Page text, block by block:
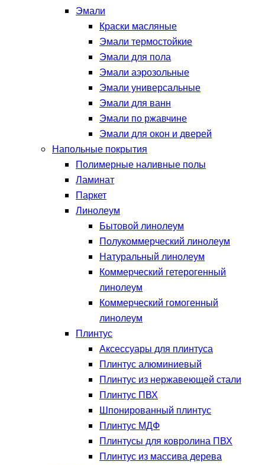
Эмали
Краски масляные
Эмали термостойкие
Эмали для пола
Эмали аэрозольные
Эмали универсальные
Эмали для ванн
Эмали по ржавчине
Эмали для окон и дверей
Напольные покрытия
Полимерные наливные полы
Ламинат
Паркет
Линолеум
Бытовой линолеум
Полукоммерческий линолеум
Натуральный линолеум
Коммерческий гетерогенный
линолеум
Коммерческий гомогенный
линолеум
Плинтус
Аксессуары для плинтуса
Плинтус алюминиевый
Плинтус из нержавеющей стали
Плинтус ПВХ
Шпонированный плинтус
Плинтус МДФ
Плинтусы для ковролина ПВХ
Плинтус из массива дерева